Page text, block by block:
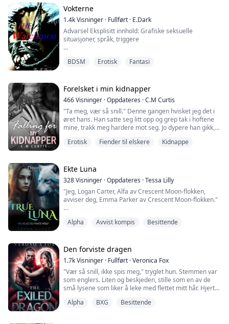
flokken - usikker på o...
Vokterne
1.4kVisninger · Fullført · E.Dark
Advarsel Eksplisitt innhold: Grafiske seksuelle
situasjoner, språk, triggere
Elicia Dewalt, en foreldreløs jente fra Texas uten noen
og det ser alltid ut til å lede tilbake til de fire kjekke
guttene på klubben hennes første natt i London.
Hva skjer når hele hen...
BDSM Erotisk Fantasi
Forelsket i min kidnapper
466Visninger ·Oppdateres ·C.M Curtis
"Ta meg, vær så snill." Denne gangen hvisket jeg det i
øret hans. Han satte seg litt opp og grep tak i hoftene
mine, trakk meg hardere mot seg. Jo dypere han gikk,
han holdt igjen. Kanskje var han redd for å skade meg.
Jeg så rett inn i øynen...
Erotisk Fiender til elskere Kidnappe
Ekte Luna
328Visninger ·Oppdateres ·Tessa Lilly
"Jeg, Logan Carter, Alfa av Crescent Moon-flokken,
avviser deg, Emma Parker av Crescent Moon-flokken."
jeg kunne kjenne smerten hans.
hennes, men hun nektet å vise det. De fleste ulver
faller på knærne av smerte. Jeg ville falle på knærne og
klore meg på brystet. Men det gjorde hun ikke...
Alpha Avvist kompis Besittende
Den forviste dragen
1.7kVisninger · Fullført ·Veronica Fox
"Vær så snill, ikke spis meg," tryglet hun. Stemmen var
som englers. Liten og beskjeden, stille som en av de
små lysene som liker å leke med flettet mitt hår. Hjertet
Alpha BXG Besittende